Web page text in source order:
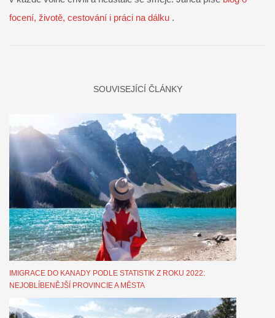
focení, životě, cestování i práci na dálku .
SOUVISEJÍCÍ ČLÁNKY
IMIGRACE DO KANADY PODLE STATISTIK Z ROKU 2022:
NEJOBLÍBENĚJŠÍ PROVINCIE A MĚSTA